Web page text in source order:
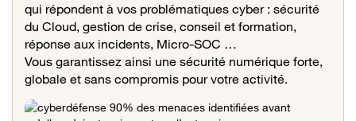
qui répondent à vos problématiques cyber : sécurité
du Cloud, gestion de crise, conseil et formation,
réponse aux incidents, Micro-SOC …
Vous garantissez ainsi une sécurité numérique forte,
globale et sans compromis pour votre activité.